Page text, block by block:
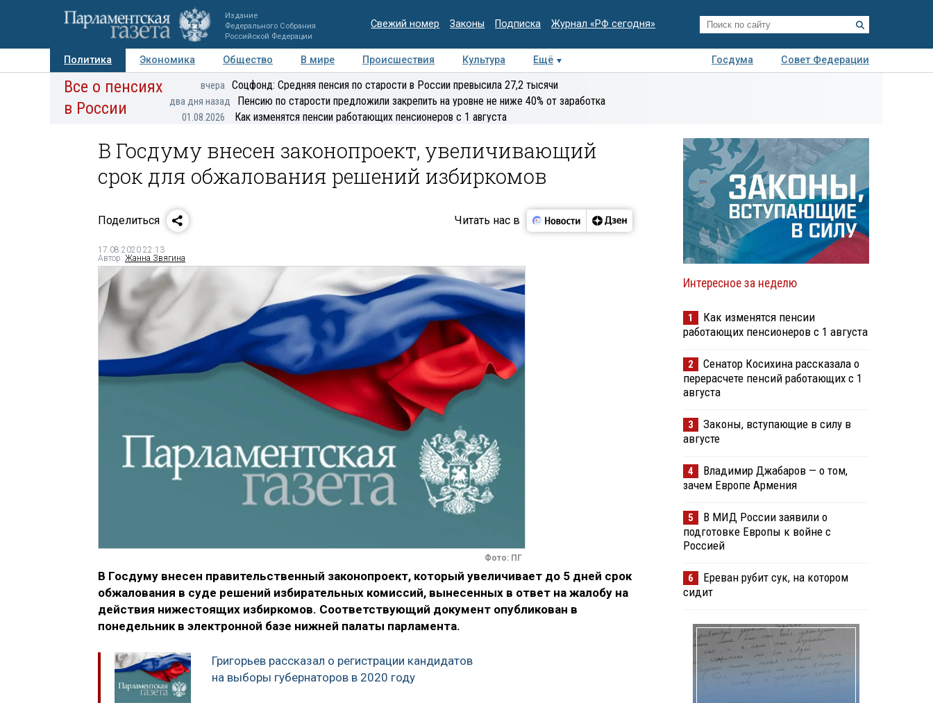
Издание
Федерального Собрания
Российской Федерации
Свежий номер Законы Подписка Журнал «РФ сегодня»
Политика Экономика Общество В мире Происшествия Культура Ещё Госдума
Совет Федерации
Авторы Персоны Мнения Регионы Медиацентр Интервью Колумнисты
экспертиза
Все о пенсиях
в России
вчера Соцфонд: Средняя пенсия по старости в России превысила 27,2 тысячи
два дня назад Пенсию по старости предложили закрепить на уровне не ниже 40% от заработка
01.08.2026 Как изменятся пенсии работающих пенсионеров с 1 августа
В Госдуму внесен законопроект, увеличивающий
срок для обжалования решений избиркомов
Поделиться Читать нас в
17.08.2020 22:13
Автор: Жанна Звягина
Фото: ПГ
В Госдуму внесен правительственный законопроект, который увеличивает до 5 дней срок
обжалования в суде решений избирательных комиссий, вынесенных в ответ на жалобу на
действия нижестоящих избиркомов. Соответствующий документ опубликован в
понедельник в электронной базе нижней палаты парламента.
Григорьев рассказал о регистрации кандидатов
на выборы губернаторов в 2020 году
Интересное за неделю
1
Как изменятся пенсии
работающих пенсионеров с 1 августа
2
Сенатор Косихина рассказала о
перерасчете пенсий работающих с 1
августа
3
Законы, вступающие в силу в
августе
4
Владимир Джабаров — о том,
зачем Европе Армения
5
В МИД России заявили о
подготовке Европы к войне с
Россией
6
Ереван рубит сук, на котором
сидит